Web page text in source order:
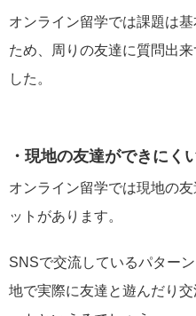
オンライン留学では課題は
ため、周りの友達に質問出
した。
・現地の友達ができにく
オンライン留学では現地の
ットがあります。
SNSで交流しているパター
地で実際に友達と遊んだり